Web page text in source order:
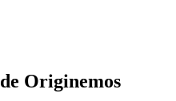
de Originemos